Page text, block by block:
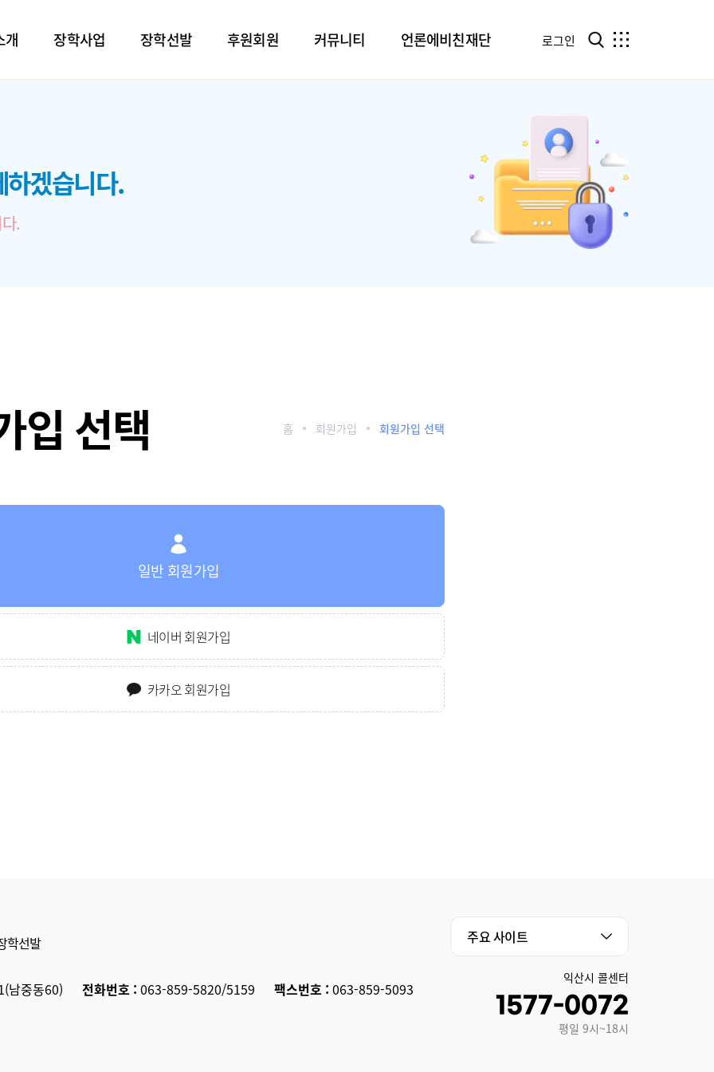
개 장학사업 장학선발 후원회원 커뮤니티 언론에비친재단 로그인
겠습니다.
.
입 선택 홈 회원가입 회원가입 선택
일반 회원가입
네이버 회원가입
카카오 회원가입
학선발
남중동60) 전화번호 : 063-859-5820/5159 팩스번호 : 063-859-5093
익산시 콜센터
1577-0072
평일 9시~18시